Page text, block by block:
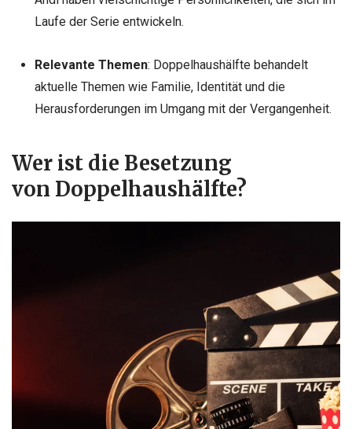
Laufe der Serie entwickeln.
Relevante Themen: Doppelhaushälfte behandelt
aktuelle Themen wie Familie, Identität und die
Herausforderungen im Umgang mit der Vergangenheit.
Wer ist die Besetzung
von Doppelhaushälfte?